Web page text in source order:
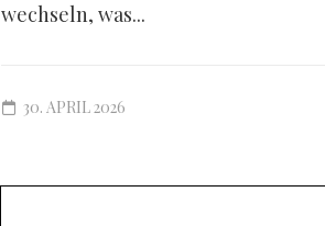
wechseln, was...
30. APRIL 2026